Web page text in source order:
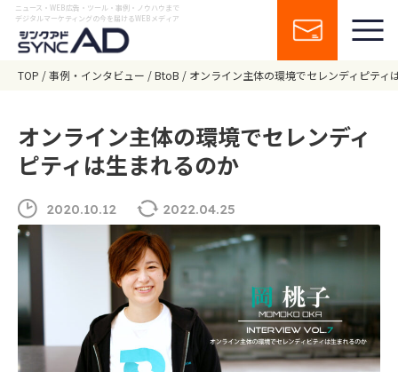
ニュース・WEB広告・ツール・事例・ノウハウまで
デジタルマーケティングの今を届けるWEBメディア
TOP 事例・インタビュー BtoB オンライン主体の環境でセレンディピティ
オンライン主体の環境でセレンディ
ピティは生まれるのか
2020.10.12 2022.04.25